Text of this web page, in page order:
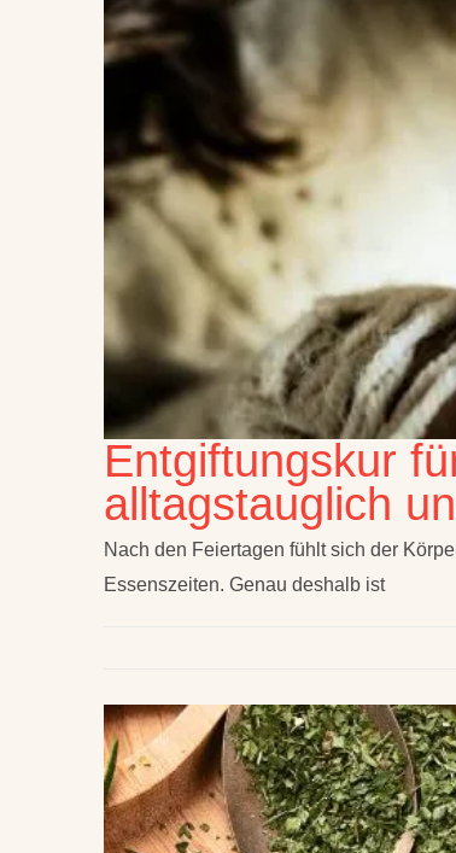
Entgiftungskur
alltagstauglich
Nach den Feiertagen fühlt sich der
Essenszeiten. Genau deshalb ist